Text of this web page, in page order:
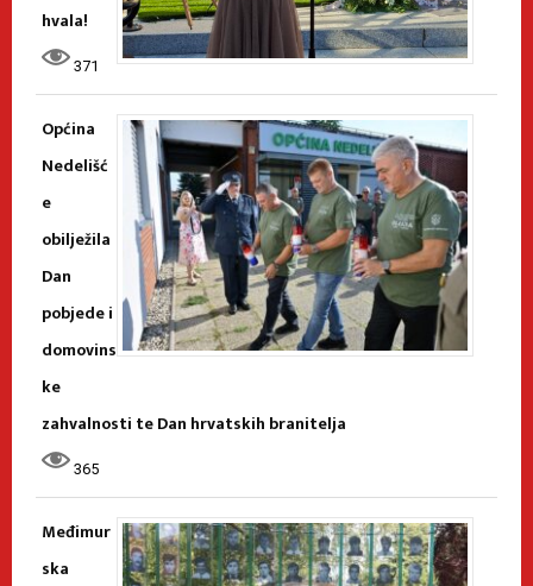
hvala!
371
Općina
Nedelišć
e
obilježila
Dan
pobjede i
domovins
ke
zahvalnosti te Dan hrvatskih branitelja
365
Međimur
ska